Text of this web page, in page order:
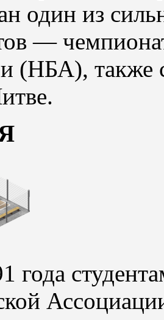
один из
—
(НБА), также
года